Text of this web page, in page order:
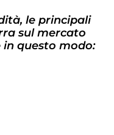
le principali
sul mercato
in questo modo: